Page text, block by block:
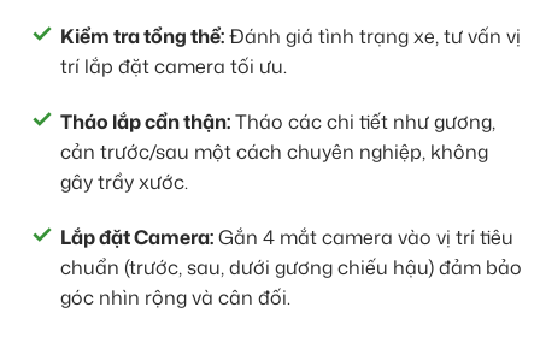
Kiểm tra tổng thể:Đánh giá tình trạng xe, tư vấn vị
trí lắp đặt camera tối ưu.
Tháo lắp cẩn thận:Tháo các chi tiết như gương,
cản trước/sau một cách chuyên nghiệp, không
gây trầy xước.
Lắp đặt Camera:Gắn 4 mắt camera vào vị trí tiêu
chuẩn (trước, sau, dưới gương chiếu hậu) đảm bảo
góc nhìn rộng và cân đối.